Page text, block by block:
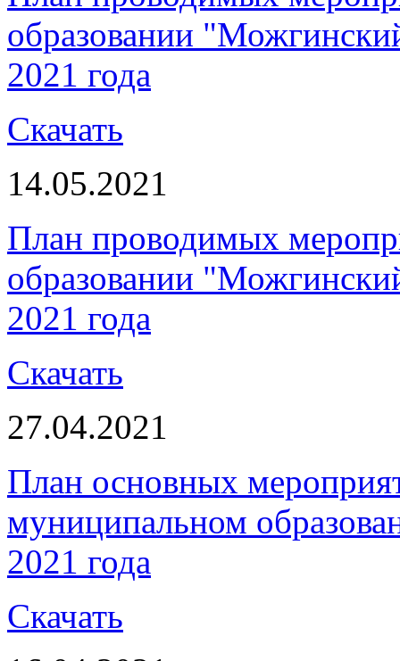
образовании
2021 года
Скачать
14.05.2021
План проводимых
образовании
2021 года
Скачать
27.04.2021
План основных
муниципальном
2021 года
Скачать